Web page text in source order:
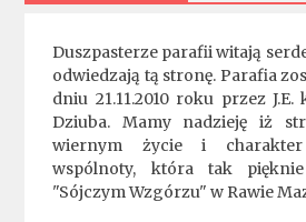
Duszpasterze parafii witają
odwiedzają tą stronę. Parafia
dniu 21.11.2010 roku przez
Dziuba. Mamy nadzieję iż
wiernym życie i charakter
wspólnoty, która tak
"Sójczym Wzgórzu" w Rawie